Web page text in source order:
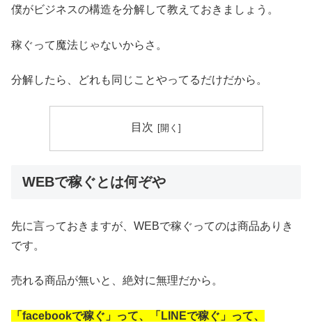
僕がビジネスの構造を分解して教えておきましょう。
稼ぐって魔法じゃないからさ。
分解したら、どれも同じことやってるだけだから。
目次
WEBで稼ぐとは何ぞや
先に言っておきますが、WEBで稼ぐってのは商品ありき
です。
売れる商品が無いと、絶対に無理だから。
「facebookで稼ぐ」って、「LINEで稼ぐ」って、